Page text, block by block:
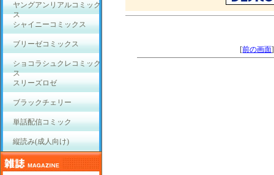
ヤングアンリアルコミック
ス
シャイニーコミックス
ブリーゼコミックス
ショコラシュクレコミック
ス
スリーズロゼ
ブラックチェリー
単話配信コミック
縦読み(成人向け)
[前の画面